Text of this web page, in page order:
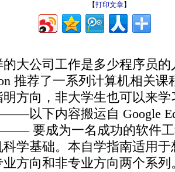
【打印文章】
大公司工作是多少程序员
推荐了一系列计算机相关
方向，非大学生也可以来学
下内容搬运自 Google
成为一名成功的软件工
学基础。本自学指南适用
方向和非专业方向两个系